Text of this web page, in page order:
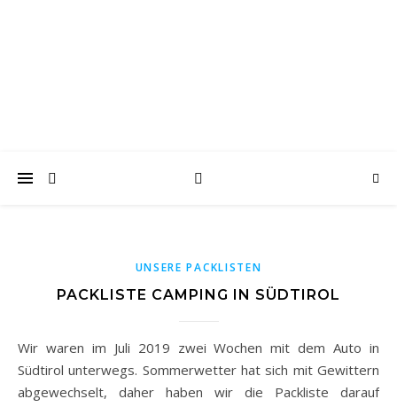
UNSERE PACKLISTEN
PACKLISTE CAMPING IN SÜDTIROL
Wir waren im Juli 2019 zwei Wochen mit dem Auto in
Südtirol unterwegs. Sommerwetter hat sich mit Gewittern
abgewechselt, daher haben wir die Packliste darauf